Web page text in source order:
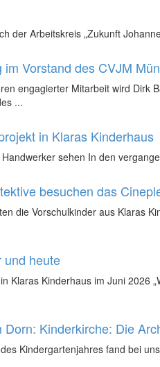
der Arbeitskreis „Zukunft
im Vorstand des CVJM
engagierter Mitarbeit wird Dirk
...
in Klaras Kinderhaus
sehen In den
besuchen das
die Vorschulkinder aus Klaras
und heute
Klaras Kinderhaus im Juni 2026
Dorn: Kinderkirche: Die
Kindergartenjahres fand bei